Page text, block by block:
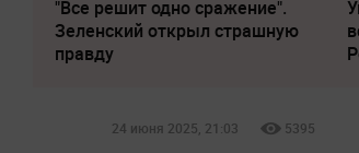
"Все решит одно сражение".
Зеленский открыл страшную
правду
24 июня 2025, 21:03 5395